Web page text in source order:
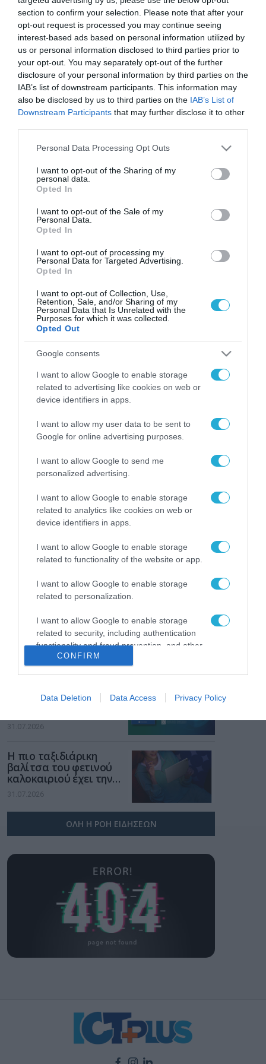
section to confirm your selection. Please note that after your
opt-out request is processed you may continue seeing
interest-based ads based on personal information utilized by
us or personal information disclosed to third parties prior to
your opt-out. You may separately opt-out of the further
disclosure of your personal information by third parties on the
IAB’s list of downstream participants. This information may
also be disclosed by us to third parties on the IAB’s List of
Downstream Participants that may further disclose it to other
Please note that this website/app uses one or more Google
not limited to your visit or usage behaviour. You may click to
grant or deny consent to Google and its third-party tags to
use your data for below specified purposes in below Google
consent section.
Personal Data Processing Opt Outs
I want to opt-out of the Sharing of my
personal data.
Opted In
I want to opt-out of the Sale of my
Personal Data.
Opted In
I want to opt-out of processing my
Personal Data for Targeted Advertising.
Opted In
I want to opt-out of Collection, Use,
Retention, Sale, and/or Sharing of my
Personal Data that Is Unrelated with the
Purposes for which it was collected.
Opted Out
Google consents
I want to allow Google to enable storage
related to advertising like cookies on web or
device identifiers in apps.
I want to allow my user data to be sent to
Google for online advertising purposes.
I want to allow Google to send me
personalized advertising.
I want to allow Google to enable storage
related to analytics like cookies on web or
device identifiers in apps.
I want to allow Google to enable storage
related to functionality of the website or app.
I want to allow Google to enable storage
related to personalization.
I want to allow Google to enable storage
related to security, including authentication
functionality and fraud prevention, and other
user protection.
CONFIRM
Data Deletion Data Access Privacy Policy
ΤΟΠΙΚΗ ΑΥΤΟΔΙΟΙΚΗΣΗ
Χανιά: «Έξυπνη πόλη» της
χρονιάς με τέσσερα gold βραβεία
11.03.2022
ΡΟΗ ΕΙΔΗΣΕΩΝ
από την ΕΕ έργο “The
Gaming Police”
ενισχύει την ασφάλεια
διαδίκτυο
31.07.2026
ΑΑΔΕ: Διευκρινίσεις
για τα πρόστιμα σε
αφορούν τους ΦΗΜ
Σ. Καλαφάτης: «Η
Τεχνητή Νοημοσύνη
δεν είναι απλώς μια
νέα τεχνολογία, είναι
μια νέα βιομηχανική
επανάσταση»
για τη χρηματοδότηση
επιχειρήσεων στον
χώρο της άμυνας
31.07.2026
Η πιο ταξιδιάρικη
βαλίτσα του φετινού
καλοκαιριού έχει την
υπογραφή της Xiaomi
31.07.2026
ΟΛΗ Η ΡΟΗ ΕΙΔΗΣΕΩΝ